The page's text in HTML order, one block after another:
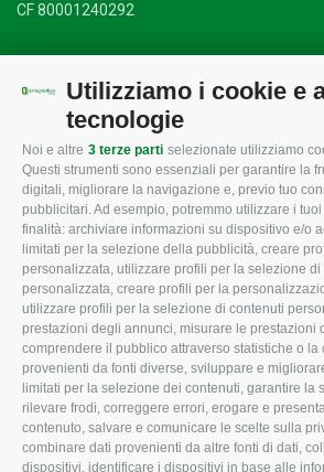
Utilizziamo i cookie e
tecnologie
Noi e altre 3 terze parti selezionate utilizziamo
Questi strumenti sono essenziali per garantire la
digitali, migliorare la navigazione e, previo tuo
pubblicitari. Ad esempio, potremmo utilizzare i
finalità: archiviare informazioni su dispositivo e/o
limitati per la selezione della pubblicità, creare
personalizzata, utilizzare profili per la selezione
personalizzata, creare profili per la
utilizzare profili per la selezione di contenuti
prestazioni degli annunci, misurare le prestazioni
comprendere il pubblico attraverso statistiche o la
provenienti da fonti diverse, sviluppare e
limitati per la selezione dei contenuti, garantire la
rilevare frodi, correggere errori, erogare e
contenuto, salvare e comunicare le scelte sulla
combinare dati provenienti da altre fonti di dati,
dispositivi, identificare i dispositivi in base alle
CF 80001240292
Mappa del sito/Privacy Policy/Cookie
CONFAGRICOLTURA
ROVIGO
L'Associazione
Missione e Progetto
Organigramma aziendale
I Nostri Servizi
Uffici della Sede provinciale
Le Sedi di Zona
Agricoltori S.r.l.